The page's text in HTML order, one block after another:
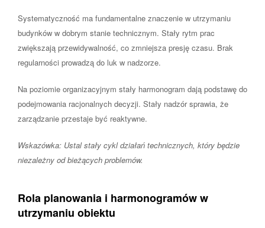
Systematyczność ma fundamentalne znaczenie w utrzymaniu
budynków w dobrym stanie technicznym. Stały rytm prac
zwiększają przewidywalność, co zmniejsza presję czasu. Brak
regularności prowadzą do luk w nadzorze.
Na poziomie organizacyjnym stały harmonogram dają podstawę do
podejmowania racjonalnych decyzji. Stały nadzór sprawia, że
zarządzanie przestaje być reaktywne.
Wskazówka: Ustal stały cykl działań technicznych, który będzie
niezależny od bieżących problemów.
Rola planowania i harmonogramów w
utrzymaniu obiektu